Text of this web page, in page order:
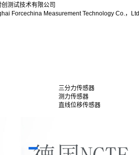
测试技术有限公司
Forcechina Measurement Technology Co.，Ltd
三分力传感器
测力传感器
直线位移传感器